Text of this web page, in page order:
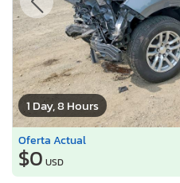
1 Day, 8 Hours
Oferta Actual
$0 USD